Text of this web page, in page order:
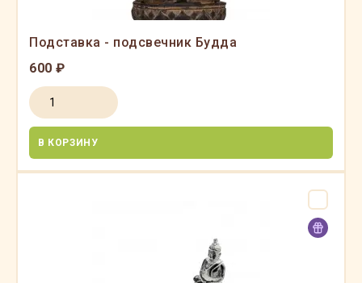
Подставка - подсвечник Будда
600 ₽
В КОРЗИНУ